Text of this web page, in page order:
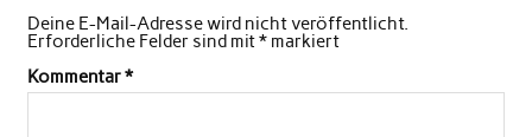
Deine E-Mail-Adresse wird nicht veröffentlicht.
Erforderliche Felder sind mit*markiert
Kommentar*